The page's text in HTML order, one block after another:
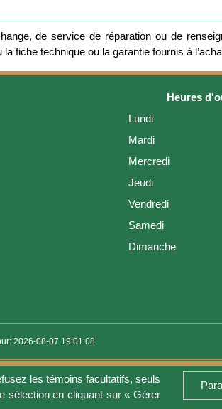
les témoins facultatifs, seuls
sélection en cliquant sur « Gérer
de service de réparation ou de
fiche technique ou la garantie fournis à
Heures
Lundi
Mardi
Mercredi
Jeudi
Vendredi
Samedi
Dimanche
2026-08-07 19:01:08
Politique de témoins Politique de retour et